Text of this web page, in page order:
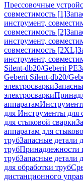
Прессовочные
совместимость [1]
инструмент,
совместимость [2]
инструмент,
совместимость [2XL]
инструмент,
Silent-db20/Geberit PE
Geberit Silent-db20/
электросварки
электросварки
аппаратам
для Инструменты для
для стыковой сварки
аппаратам для
трубЗапасные детали
трубПринадлежности
трубЗапасные детали
для обработки труб
дистанционного